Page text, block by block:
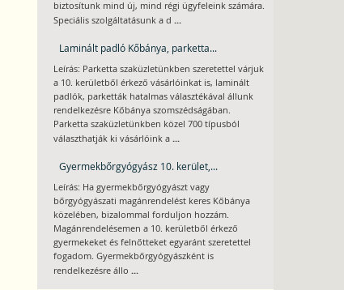
biztosítunk mind új, mind régi ügyfeleink számára.
Speciális szolgáltatásunk a d ...
Laminált padló Kőbánya, parketta...
Leírás: Parketta szaküzletünkben szeretettel várjuk
a 10. kerületből érkező vásárlóinkat is, laminált
padlók, parketták hatalmas választékával állunk
rendelkezésre Kőbánya szomszédságában.
Parketta szaküzletünkben közel 700 típusból
választhatják ki vásárlóink a ...
Gyermekbőrgyógyász 10. kerület,...
Leírás: Ha gyermekbőrgyógyászt vagy
bőrgyógyászati magánrendelést keres Kőbánya
közelében, bizalommal forduljon hozzám.
Magánrendelésemen a 10. kerületből érkező
gyermekeket és felnőtteket egyaránt szeretettel
fogadom. Gyermekbőrgyógyászként is
rendelkezésre állo ...